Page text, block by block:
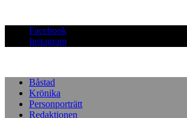
Facebook
Instagram
Båstad
Krönika
Personporträtt
Redaktionen